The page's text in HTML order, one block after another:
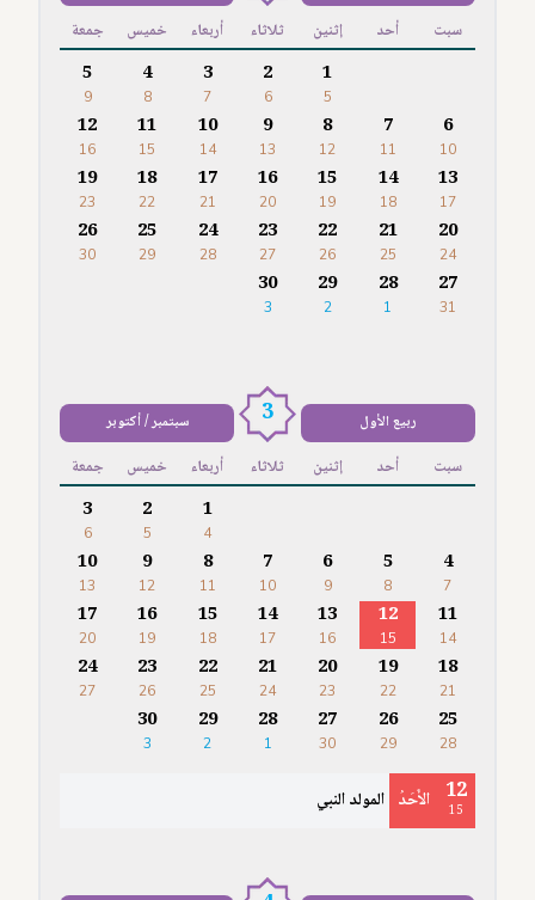
سبت أحد إثنين ثلاثاء أربعاء خميس جمعة
1
5
2
6
3
7
4
8
5
9
6
10
7
11
8
12
9
13
10
14
11
15
12
16
13
17
14
18
15
19
16
20
17
21
18
22
19
23
20
24
21
25
22
26
23
27
24
28
25
29
26
30
27
31
28
1
29
2
30
3
ربيع الأول 3 سبتمبر / أكتوبر
سبت أحد إثنين ثلاثاء أربعاء خميس جمعة
1
4
2
5
3
6
4
7
5
8
6
9
7
10
8
11
9
12
10
13
11
14
12
15
13
16
14
17
15
18
16
19
17
20
18
21
19
22
20
23
21
24
22
25
23
26
24
27
25
28
26
29
27
30
28
1
29
2
30
3
12
15 الأَحَدُ المولد النبي